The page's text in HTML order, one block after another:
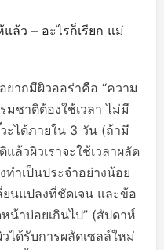
ล้ว – อะไรก็เรียก แม่
ากมีผิวออร่าคือ “ความ
มชาติต้องใช้เวลา ไม่มี
ะได้ภายใน 3 วัน (ถ้ามี
ล้วผิวเราจะใช้เวลาผลัด
ำเป็นประจำอย่างน้อย
ยนแปลงที่ชัดเจน และข้อ
น้าบ่อยเกินไป” (สัปดาห์
ได้รับการผลัดเซลล์ใหม่